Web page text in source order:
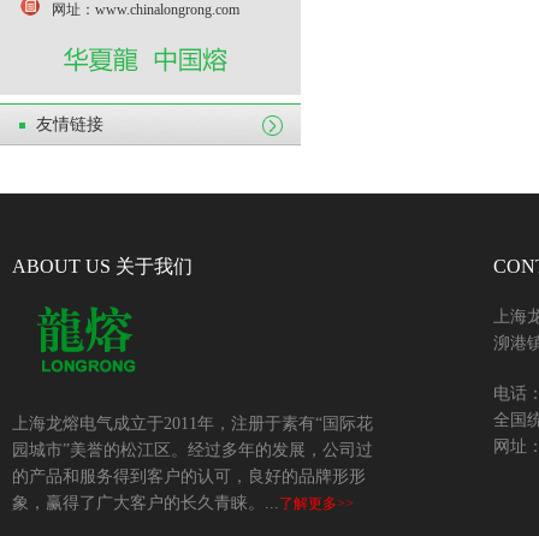
网址：www.chinalongrong.com
友情链接
ABOUT US 关于我们
上海龙熔电气成立于2011年，注册于素有“国际花
园城市”美誉的松江区。经过多年的发展，公司过
的产品和服务得到客户的认可，良好的品牌形形
象，赢得了广大客户的长久青睐。...了解更多>>
上海
泖港
电话
全国
网址